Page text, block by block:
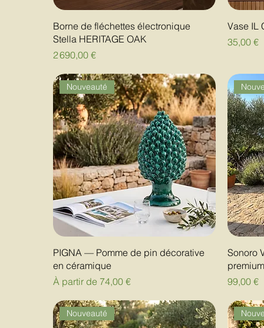
Borne de fléchettes électronique
Stella HERITAGE OAK
Prix
2 690,00 €
Vase IL
Prix
35,00 €
Nouveauté
PIGNA — Pomme de pin décorative
en céramique
À partir de 74,00 €
Prix promotionnel
Sonoro
Prix
99,00 €
Nouveauté